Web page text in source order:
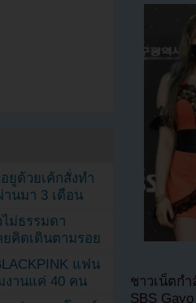
ชาวเน็ตก
SBS Gayo
ยูด้วยเค้กสั่งทำ
านมา 3 เดือน
ม่ธรรมดา
คิดเดินตามรอย
แฟน
งานแค่ 40 คน